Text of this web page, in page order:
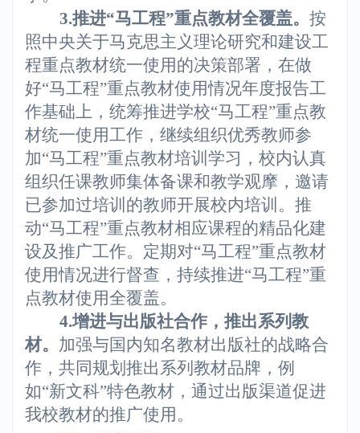
3.推进“马工程”重点教材全覆盖。 按
照中央关于马克思主义理论研究和建设工
程重点教材统一使用的决策部署，在做
好“马工程”重点教材使用情况年度报告工
作基础上，统筹推进学校“马工程”重点教
材统一使用工作，继续组织优秀教师参
加“马工程”重点教材培训学习，校内认真
组织任课教师集体备课和教学观摩，邀请
已参加过培训的教师开展校内培训。推
动“马工程”重点教材相应课程的精品化建
设及推广工作。定期对“马工程”重点教材
使用情况进行督查，持续推进“马工程”重
点教材使用全覆盖。
4.增进与出版社合作，推出系列教
材。 加强与国内知名教材出版社的战略合
作，共同规划推出系列教材品牌，例
如“新文科”特色教材，通过出版渠道促进
我校教材的推广使用。